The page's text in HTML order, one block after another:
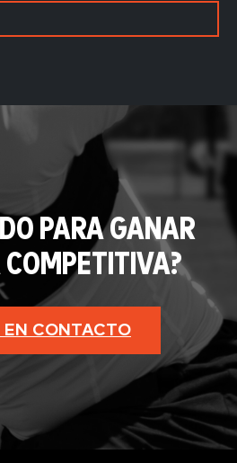
PARA GANAR
EN CONTACTO